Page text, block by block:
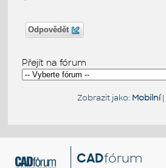
Odpovědět
Přejít na fórum
Zobrazit jako: Mobilní|
CADfórum